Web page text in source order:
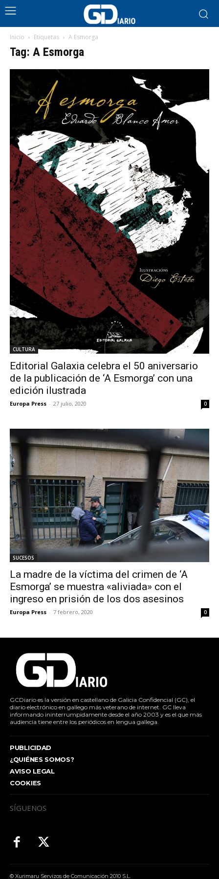
Inicio Etiquetas A Esmorga
Tag: A Esmorga
CULTURA
Editorial Galaxia celebra el 50 aniversario
de la publicación de ‘A Esmorga’ con una
edición ilustrada
Europa Press - 27 julio, 2020 0
SUCESOS
La madre de la víctima del crimen de ‘A
Esmorga’ se muestra «aliviada» con el
ingreso en prisión de los dos asesinos
Europa Press - 7 febrero, 2020 0
GCDiario es la versión en castellano de Galicia Confidencial (GC), el
diario electrónico en gallego más veterano de internet. GC lleva
informando ininterrumpidamente desde el año 2003 y es el que más
audiencia tiene entre los periódicos en lengua gallega.
PUBLICIDAD
¿QUIÉNES SOMOS?
AVISO LEGAL
COOKIES
SÍGUENOS
© Xurimaru Servizos de Comunicación 2010 S.L.